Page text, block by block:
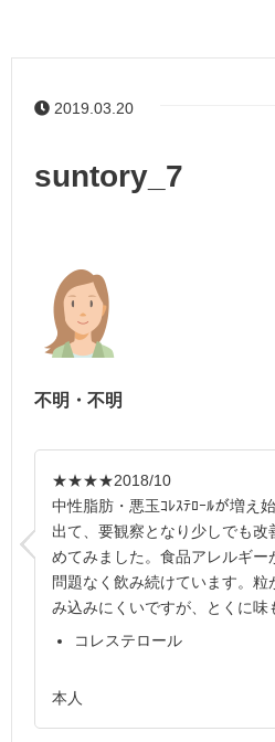
2019.03.20
suntory_7
不明・不明
★★★★2018/10
中性脂肪・悪玉ｺﾚｽﾃﾛｰﾙが増え
出て、要観察となり少しでも
めてみました。食品アレルギ
問題なく飲み続けています。
み込みにくいですが、とくに味
コレステロール
本人